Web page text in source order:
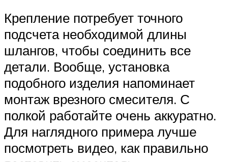
Крепление потребует точного
подсчета необходимой длины
шлангов, чтобы соединить все
детали. Вообще, установка
подобного изделия напоминает
монтаж врезного смесителя. С
полкой работайте очень аккуратно.
Для наглядного примера лучше
посмотреть видео, как правильно